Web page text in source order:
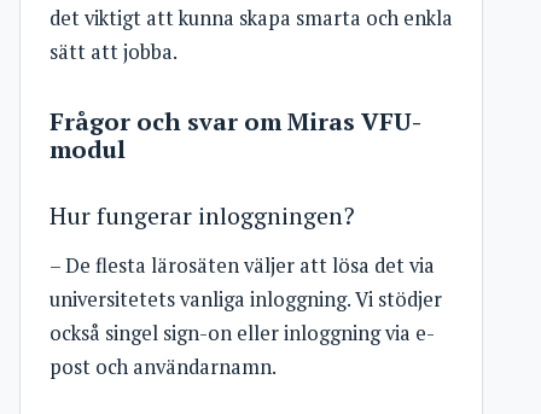
det viktigt att kunna skapa smarta och enkla
sätt att jobba.
Frågor och svar om Miras VFU-
modul
Hur fungerar inloggningen?
– De flesta lärosäten väljer att lösa det via
universitetets vanliga inloggning. Vi stödjer
också singel sign-on eller inloggning via e-
post och användarnamn.